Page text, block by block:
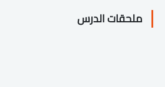
ملحقات الدرس